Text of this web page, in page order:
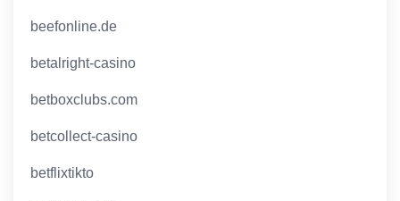
beefonline.de
betalright-casino
betboxclubs.com
betcollect-casino
betflixtikto